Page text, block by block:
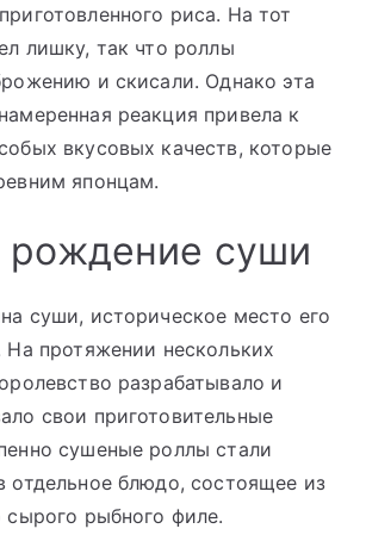
риса. На тот
лишку, так что роллы
и скисали. Однако эта
реакция привела к
вкусовых качеств, которые
японцам.
рождение суши
суши, историческое место его
На протяжении нескольких
разрабатывало и
свои приготовительные
сушеные роллы стали
отдельное блюдо, состоящее из
сырого рыбного филе.